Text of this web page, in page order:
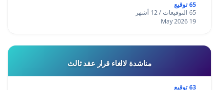
65 توقيع
65 التوقيعات / 12 أشهر
19 May 2026
مناشدة لالغاء قرار عقد ثالث
63 توقيع